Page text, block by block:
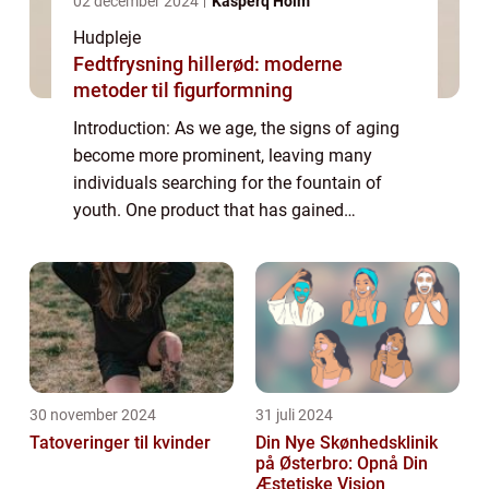
Hudpleje
Fedtfrysning hillerød: moderne
metoder til figurformning
Introduction: As we age, the signs of aging
become more prominent, leaving many
individuals searching for the fountain of
youth. One product that has gained
is the anti-aging serum. Packed with potent
ingre...
30 november 2024
Tatoveringer til kvinder
31 juli 2024
Din Nye Skønhedsklinik
på Østerbro: Opnå Din
Æstetiske Vision